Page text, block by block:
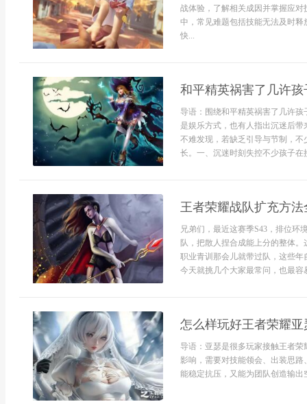
战体验，了解相关成因并掌握应
中，常见难题包括技能无法及时
快...
和平精英祸害了几许孩
导语：围绕和平精英祸害了几许
是娱乐方式，也有人指出沉迷后
不难发现，若缺乏引导与节制，
长。一、沉迷时刻失控不少孩子在
王者荣耀战队扩充方
兄弟们，最近这赛季S43，排位环
队，把散人捏合成能上分的整体
职业青训那会儿就带过队，这些
今天就挑几个大家最常问，也最
怎么样玩好王者荣耀亚
导语：亚瑟是很多玩家接触王者
影响，需要对技能领会、出装思
能稳定抗压，又能为团队创造输